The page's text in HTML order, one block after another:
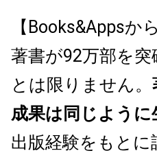
【Books&Appsか
著書が92万部を
とは限りません。
成果は同じよう
出版経験をもと